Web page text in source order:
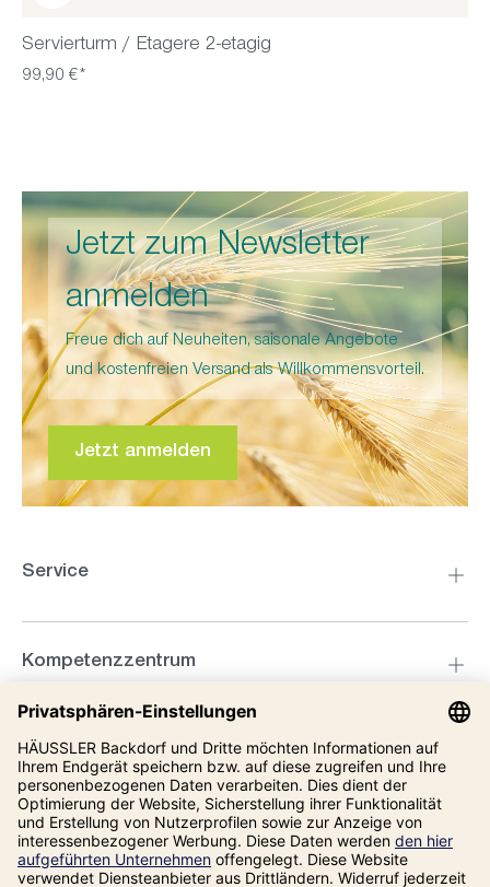
Servierturm / Etagere 2-etagig
99,90 €*
Jetzt zum Newsletter
anmelden
Freue dich auf Neuheiten, saisonale Angebote
und kostenfreien Versand als Willkommensvorteil.
Jetzt anmelden
Service
Kompetenzzentrum
Informationen
Unsere Adresse